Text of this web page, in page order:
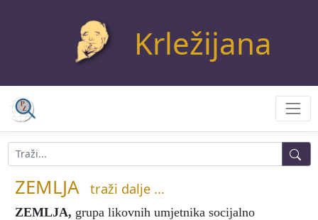
Krležijana
ZEMLJA traži dalje ...
ZEMLJA, grupa likovnih umjetnika socijalno